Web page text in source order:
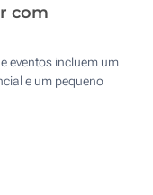
com
eventos incluem um
e um pequeno